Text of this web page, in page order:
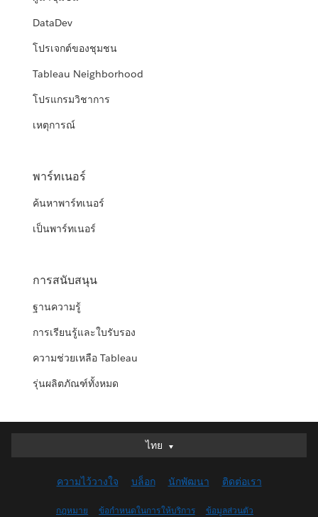
DataDev
โปรเจกต์ของชุมชน
Tableau Neighborhood
โปรแกรมวิชาการ
เหตุการณ์
พาร์ทเนอร์
ค้นหาพาร์ทเนอร์
เป็นพาร์ทเนอร์
การสนับสนุน
ฐานความรู้
การเรียนรู้และใบรับรอง
ความช่วยเหลือ Tableau
รุ่นผลิตภัณฑ์ทั้งหมด
ไทย
ไทย
English (UK)
English (US)
ความไว้วางใจ บล็อก นักพัฒนา ติดต่อเรา
กฎหมาย ข้อกำหนดในการให้บริการ ข้อมูลส่วนตัว